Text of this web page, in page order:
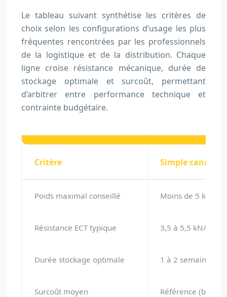
Le tableau suivant synthétise les critères de
choix selon les configurations d’usage les plus
fréquentes rencontrées par les professionnels
de la logistique et de la distribution. Chaque
ligne croise résistance mécanique, durée de
stockage optimale et surcoût, permettant
d’arbitrer entre performance technique et
contrainte budgétaire.
Critère Simple
Poids maximal conseillé Moins de 5 kg
Résistance ECT typique 3,5 à 5,5 kN/m
Durée stockage optimale 1 à 2 semaines
Surcoût moyen Référence (base